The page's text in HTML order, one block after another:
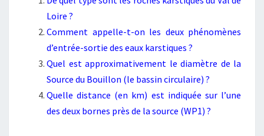
Loire ?
Comment appelle-t-on les deux phénomènes
d’entrée-sortie des eaux karstiques ?
Quel est approximativement le diamètre de la
Source du Bouillon (le bassin circulaire) ?
Quelle distance (en km) est indiquée sur l’une
des deux bornes près de la source (WP1) ?